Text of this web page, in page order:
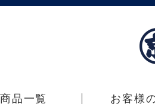
商品一覧 お客様